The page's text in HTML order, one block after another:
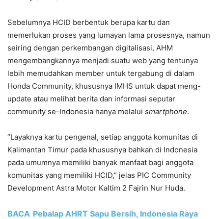
Sebelumnya HCID berbentuk berupa kartu dan
memerlukan proses yang lumayan lama prosesnya, namun
seiring dengan perkembangan digitalisasi, AHM
mengembangkannya menjadi suatu web yang tentunya
lebih memudahkan member untuk tergabung di dalam
Honda Community, khususnya IMHS untuk dapat meng-
update atau melihat berita dan informasi seputar
community se-Indonesia hanya melalui smartphone.
“Layaknya kartu pengenal, setiap anggota komunitas di
Kalimantan Timur pada khususnya bahkan di Indonesia
pada umumnya memiliki banyak manfaat bagi anggota
komunitas yang memiliki HCID,” jelas PIC Community
Development Astra Motor Kaltim 2 Fajrin Nur Huda.
BACA Pebalap AHRT Sapu Bersih, Indonesia Raya